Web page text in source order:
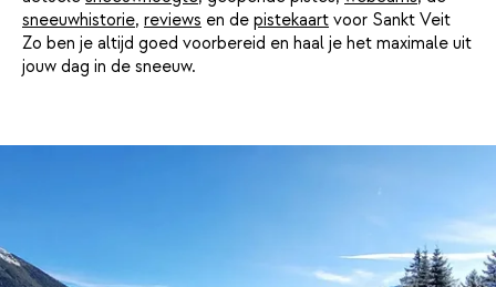
sneeuwhistorie, reviews en de pistekaart voor Sankt Veit
Zo ben je altijd goed voorbereid en haal je het maximale uit
jouw dag in de sneeuw.